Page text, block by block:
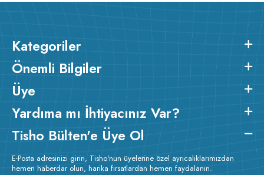
Kategoriler
Önemli Bilgiler
Üye
Yardıma mı İhtiyacınız Var?
Tisho Bülten'e Üye Ol
E-Posta adresinizi girin, Tisho'nun üyelerine özel ayrıcalıklarımızdan
hemen haberdar olun, harika fırsatlardan hemen faydalanın.